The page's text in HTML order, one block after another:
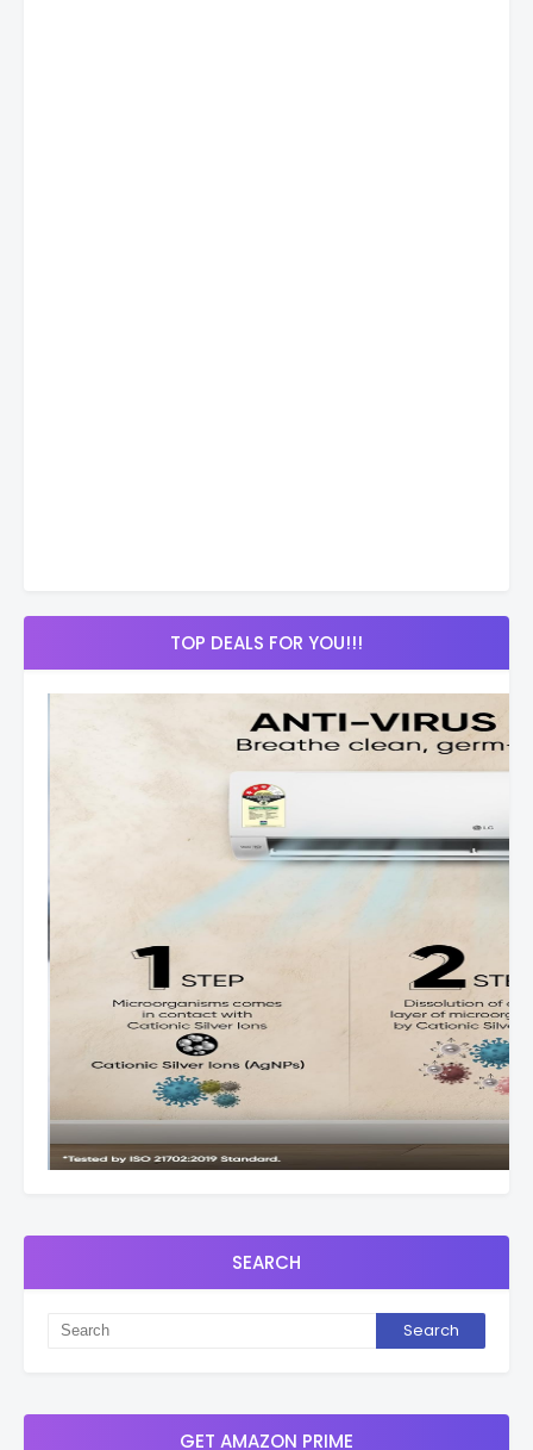
TOP DEALS FOR YOU!!!
SEARCH
GET AMAZON PRIME